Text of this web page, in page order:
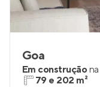
Goa
Em construçãona
79 e 202 m²